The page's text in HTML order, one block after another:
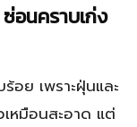
อนคราบเก่ง
ย เพราะฝุ่นและ
หมือนสะอาด แต่